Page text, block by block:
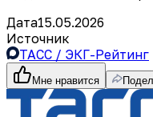
Дата15.05.2026
Источник
ТАСС / ЭКГ-Рейтинг
Мне нравится